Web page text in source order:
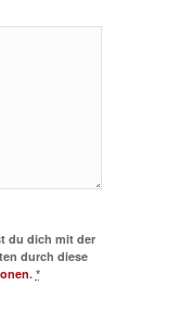
du dich mit der
durch diese
. *